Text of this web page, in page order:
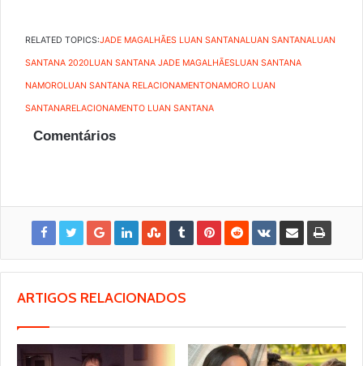
RELATED TOPICS:JADE MAGALHÃES LUAN SANTANALUAN SANTANALUAN
SANTANA 2020LUAN SANTANA JADE MAGALHÃESLUAN SANTANA
NAMOROLUAN SANTANA RELACIONAMENTONAMORO LUAN
SANTANARELACIONAMENTO LUAN SANTANA
Comentários
ARTIGOS RELACIONADOS